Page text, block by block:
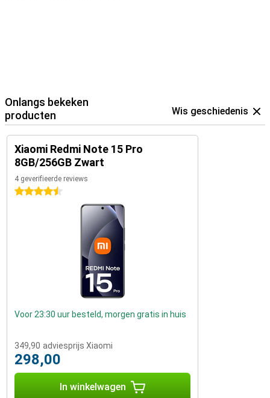
Onlangs bekeken
producten
Wis geschiedenis
Xiaomi Redmi Note 15 Pro
8GB/256GB Zwart
4 geverifieerde reviews
4.5 sterren
Voor 23:30 uur besteld, morgen gratis in huis
349,90 adviesprijs Xiaomi
298,00
In winkelwagen